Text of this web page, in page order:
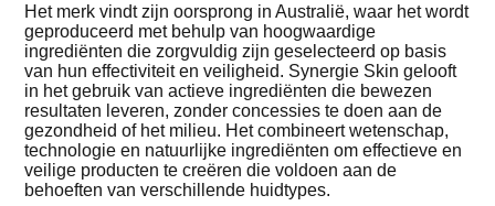
Het merk vindt zijn oorsprong in Australië, waar het wordt
geproduceerd met behulp van hoogwaardige
ingrediënten die zorgvuldig zijn geselecteerd op basis
van hun effectiviteit en veiligheid. Synergie Skin gelooft
in het gebruik van actieve ingrediënten die bewezen
resultaten leveren, zonder concessies te doen aan de
gezondheid of het milieu. Het combineert wetenschap,
technologie en natuurlijke ingrediënten om effectieve en
veilige producten te creëren die voldoen aan de
behoeften van verschillende huidtypes.